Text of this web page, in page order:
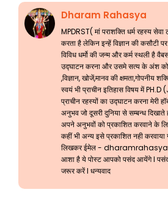
Dharam Rahasya
MPDRST( मां पराशक्ति धर्म रहस्य
करता है लेकिन इन्हें विज्ञान की कसौटी
विविध धर्मो की जन्म और कर्म स्थली है
उद्घाटन करना और उसमे सत्य के अंश
,विज्ञान, खोजें,मानव की क्षमता,गोपनीय
स्वयं भी प्राचीन इतिहास विषय में PH.D
प्राचीन रहस्यों का उद्घाटन करना मेरी
अनुभव जो दूसरी दुनिया से सम्बन्ध
अपने अनुभवों को प्रकाशित करवाने के
कहीं भी अन्य इसे प्रकाशित नही
लिखकर ईमेल -
आशा है ये पोस्ट आपको पसंद आयेंगे l
जरूर करें l धन्यवाद